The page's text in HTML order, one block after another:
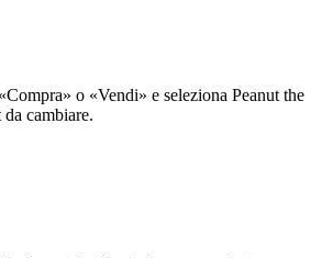
o «Vendi» e seleziona Peanut the
cambiare.